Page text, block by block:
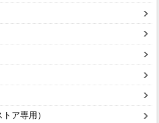
ア専用）